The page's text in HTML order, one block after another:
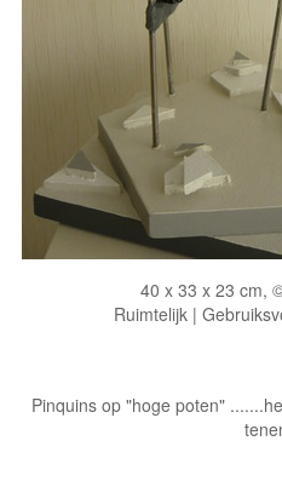
40 x 33 x 23 cm,
Ruimtelijk |
Pinquins op "hoge poten"